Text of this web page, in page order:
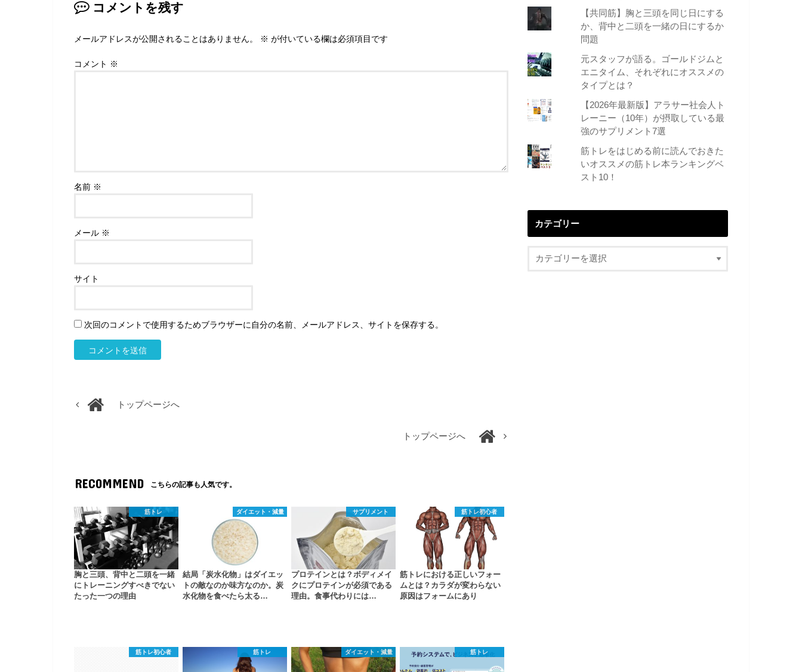
コメントを残す
メールアドレスが公開されることはありません。 ※ が付いている欄は必須項目です
コメント ※
名前 ※
メール ※
サイト
次回のコメントで使用するためブラウザーに自分の名前、メールアドレス、サイトを保存する。
トップページへ
トップページへ
RECOMMEND こちらの記事も人気です。
筋トレ
胸と三頭、背中と二頭を一緒
にトレーニングすべきでない
たった一つの理由
ダイエット・減量
結局「炭水化物」はダイエッ
トの敵なのか味方なのか。炭
水化物を食べたら太る…
サプリメント
プロテインとは？ボディメイ
クにプロテインが必須である
理由。食事代わりには…
筋トレ初心者
筋トレにおける正しいフォー
ムとは？カラダが変わらない
原因はフォームにあり
筋トレ初心者 筋トレ ダイエット・減量 筋トレ
【共同筋】胸と三頭を同じ日にする
か、背中と二頭を一緒の日にするか
問題
元スタッフが語る。ゴールドジムと
エニタイム、それぞれにオススメの
タイプとは？
【2026年最新版】アラサー社会人ト
レーニー（10年）が摂取している最
強のサプリメント7選
筋トレをはじめる前に読んでおきた
いオススメの筋トレ本ランキングベ
スト10！
カテゴリー